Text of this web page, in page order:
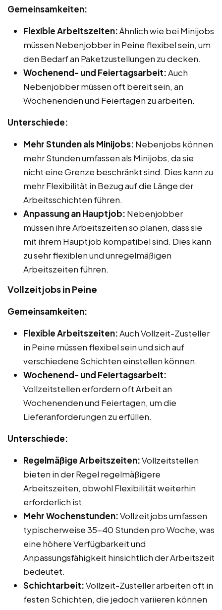
Gemeinsamkeiten:
Flexible Arbeitszeiten:Ähnlich wie bei Minijobs
müssen Nebenjobber in Peine flexibel sein, um
den Bedarf an Paketzustellungen zu decken.
Wochenend- und Feiertagsarbeit:Auch
Nebenjobber müssen oft bereit sein, an
Wochenenden und Feiertagen zu arbeiten.
Unterschiede:
Mehr Stunden als Minijobs: Nebenjobs können
mehr Stunden umfassen als Minijobs, da sie
nicht eine Grenze beschränkt sind. Dies kann zu
mehr Flexibilität in Bezug auf die Länge der
Arbeitsschichten führen.
Anpassung an Hauptjob: Nebenjobber
müssen ihre Arbeitszeiten so planen, dass sie
mit ihrem Hauptjob kompatibel sind. Dies kann
zu sehr flexiblen und unregelmäßigen
Arbeitszeiten führen.
Vollzeitjobs in Peine
Gemeinsamkeiten:
Flexible Arbeitszeiten:Auch Vollzeit-Zusteller
in Peine müssen flexibel sein und sich auf
verschiedene Schichten einstellen können.
Wochenend- und Feiertagsarbeit:
Vollzeitstellen erfordern oft Arbeit an
Wochenenden und Feiertagen, um die
Lieferanforderungen zu erfüllen.
Unterschiede:
Regelmäßige Arbeitszeiten:Vollzeitstellen
bieten in der Regel regelmäßigere
Arbeitszeiten, obwohl Flexibilität weiterhin
erforderlich ist.
Mehr Wochenstunden:Vollzeitjobs umfassen
typischerweise 35-40 Stunden pro Woche, was
eine höhere Verfügbarkeit und
Anpassungsfähigkeit hinsichtlich der Arbeitszeit
bedeutet.
Schichtarbeit:Vollzeit-Zusteller arbeiten oft in
festen Schichten, die jedoch variieren können